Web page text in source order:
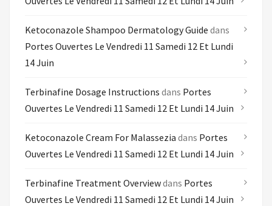
Ketoconazole Shampoo Dermatology Guide dans
Portes Ouvertes Le Vendredi 11 Samedi 12 Et Lundi
14 Juin
Terbinafine Dosage Instructions dans Portes
Ouvertes Le Vendredi 11 Samedi 12 Et Lundi 14 Juin
Ketoconazole Cream For Malassezia dans Portes
Ouvertes Le Vendredi 11 Samedi 12 Et Lundi 14 Juin
Terbinafine Treatment Overviewdans Portes
Ouvertes Le Vendredi 11 Samedi 12 Et Lundi 14 Juin